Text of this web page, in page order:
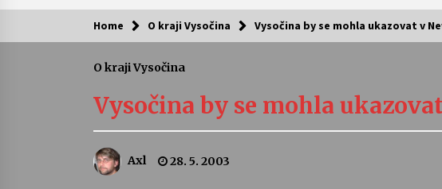
Kam za kulturou?
Camerata a Sukuba Ensemble
4. 8. 2026
Pozvánka na integrační festival
Quijotova šedesátka: 28. 7.–1. 8.
Home O kraji Vysočina Vysočina by se mohla ukazovat v
O kraji Vysočina
Vysočina by se mohla
Axl 28. 5. 2003